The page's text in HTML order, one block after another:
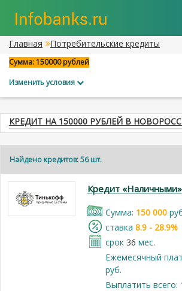
Главная Потребительские кредиты
КРЕДИТ НА 150000 РУБЛЕЙ В
Сумма: 150000 рублей
Изменить условия
Найдено кредитов: 56 шт.
Кредит «Наличными»
Cумма: 150 000
cтавка 8.9 - 28.9%
срок 36 мес.
Ежемесячный
руб.
Выплатить всего: